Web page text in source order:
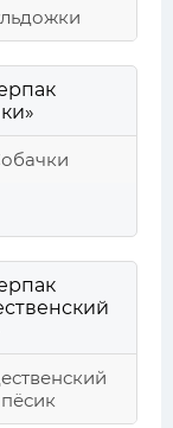
пёсик